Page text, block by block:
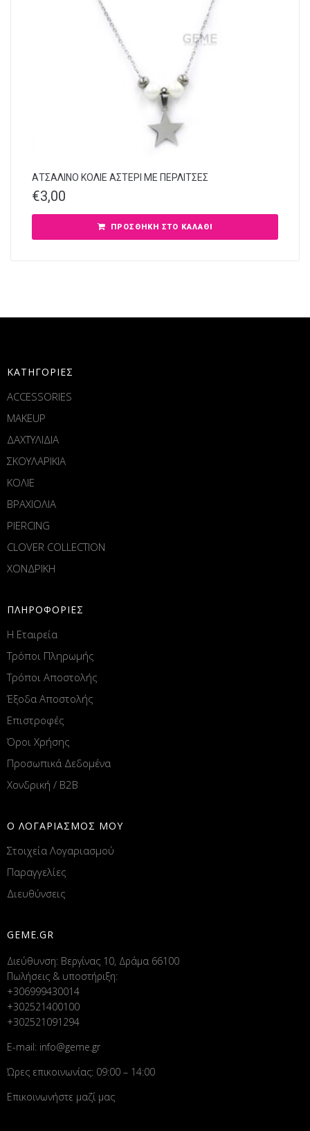
ΑΤΣΑΛΙΝΟ ΚΟΛΙΕ ΑΣΤΕΡΙ ΜΕ ΠΕΡΛΙΤΣΕΣ
€3,00
ΠΡΟΣΘΉΚΗ ΣΤΟ ΚΑΛΆΘΙ
ΚΑΤΗΓΟΡΙΕΣ
ACCESSORIES
MAKEUP
ΔΑΧΤΥΛΙΔΙΑ
ΣΚΟΥΛΑΡΙΚΙΑ
ΚΟΛΙΕ
ΒΡΑΧΙΟΛΙΑ
PIERCING
CLOVER COLLECTION
ΧΟΝΔΡΙΚΗ
ΠΛΗΡΟΦΟΡΙΕΣ
Η Εταιρεία
Τρόποι Πληρωμής
Τρόποι Αποστολής
Έξοδα Αποστολής
Επιστροφές
Όροι Χρήσης
Προσωπικά Δεδομένα
Χονδρική / B2B
Ο ΛΟΓΑΡΙΑΣΜΟΣ ΜΟΥ
Στοιχεία Λογαριασμού
Παραγγελίες
Διευθύνσεις
GEME.GR
Διεύθυνση: Βεργίνας 10, Δράμα 66100
Πωλήσεις & υποστήριξη:
+306999430014
+302521400100
+302521091294
E-mail: info@geme.gr
Ώρες επικοινωνίας: 09:00 – 14:00
Επικοινωνήστε μαζί μας